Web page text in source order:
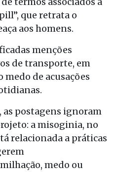
que retrata o
aos homens.
menções
de transporte, em
de acusações
as postagens ignoram
a misoginia, no
relacionada a práticas
medo ou